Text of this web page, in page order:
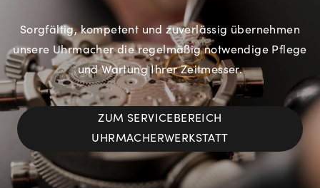
Sorgfältig, kompetent und zuverlässig übernehmen
unsere Uhrmacher die regelmäßig notwendige Pflege
und Wartung Ihrer Zeitmesser.
ZUM SERVICEBEREICH
UHRMACHERWERKSTATT